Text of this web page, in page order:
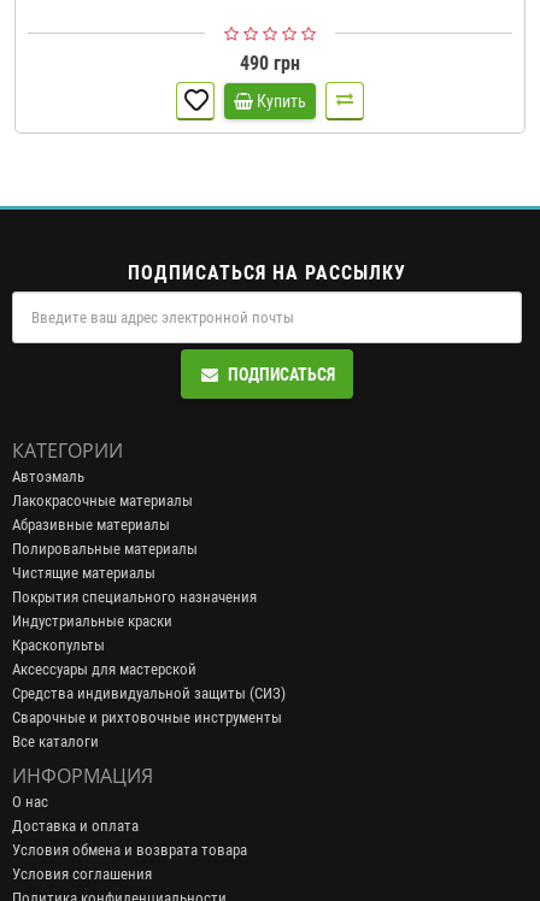
490 грн
Купить
ПОДПИСАТЬСЯ НА РАССЫЛКУ
ПОДПИСАТЬСЯ
КАТЕГОРИИ
Автоэмаль
Лакокрасочные материалы
Абразивные материалы
Полировальные материалы
Чистящие материалы
Покрытия специального назначения
Индустриальные краски
Краскопульты
Аксессуары для мастерской
Средства индивидуальной защиты (СИЗ)
Сварочные и рихтовочные инструменты
Все каталоги
ИНФОРМАЦИЯ
О нас
Доставка и оплата
Условия обмена и возврата товара
Условия соглашения